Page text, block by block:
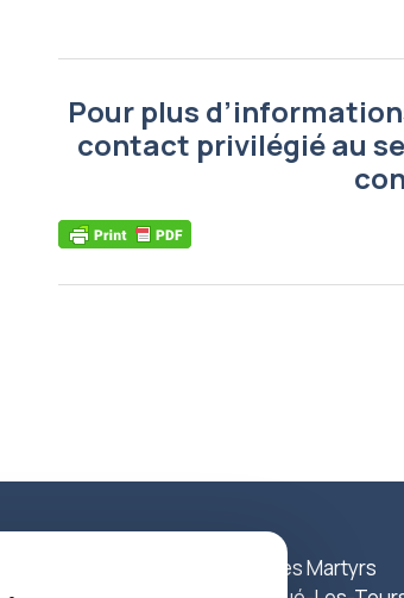
Pour plus
contact privilégié au
29, rue des Martyrs